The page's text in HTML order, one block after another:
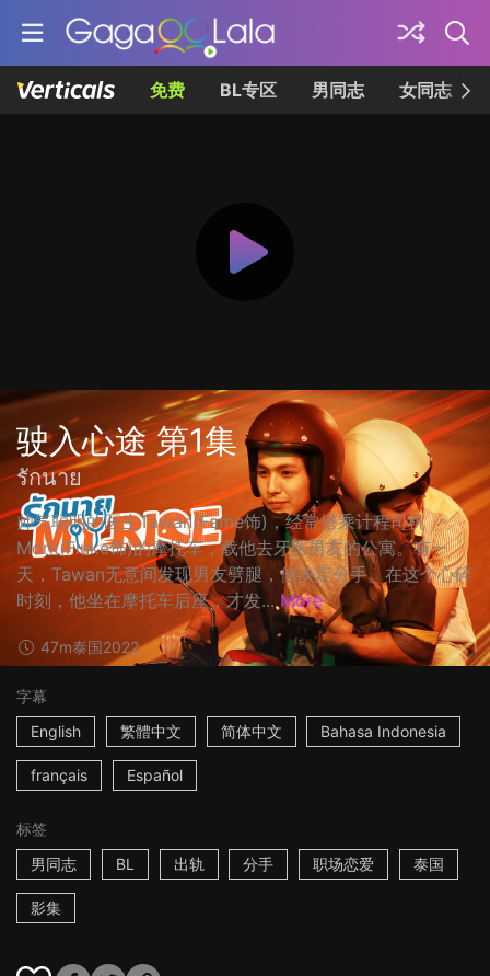
免费 BL专区 男同志 女同志
驶入心途 第1集
รักนาย
帅气聪明的医生Tawan(Fame饰)，经常搭乘计程司机
Mork(Fluke饰)的摩托车，载他去牙医男友的公寓。有一
天，Tawan无意间发现男友劈腿，他决定分手。在这个心碎
时刻，他坐在摩托车后座，才发... More
47m泰国2022
字幕
English
繁體中文 简体中文 Bahasa Indonesia
français Español
标签
男同志
BL 出轨 分手 职场恋爱 泰国
影集